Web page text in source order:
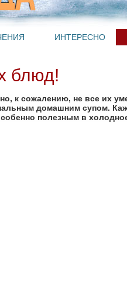
ИНТЕРЕСНО
блюд!
к сожалению, не все их
домашним супом.
полезным в